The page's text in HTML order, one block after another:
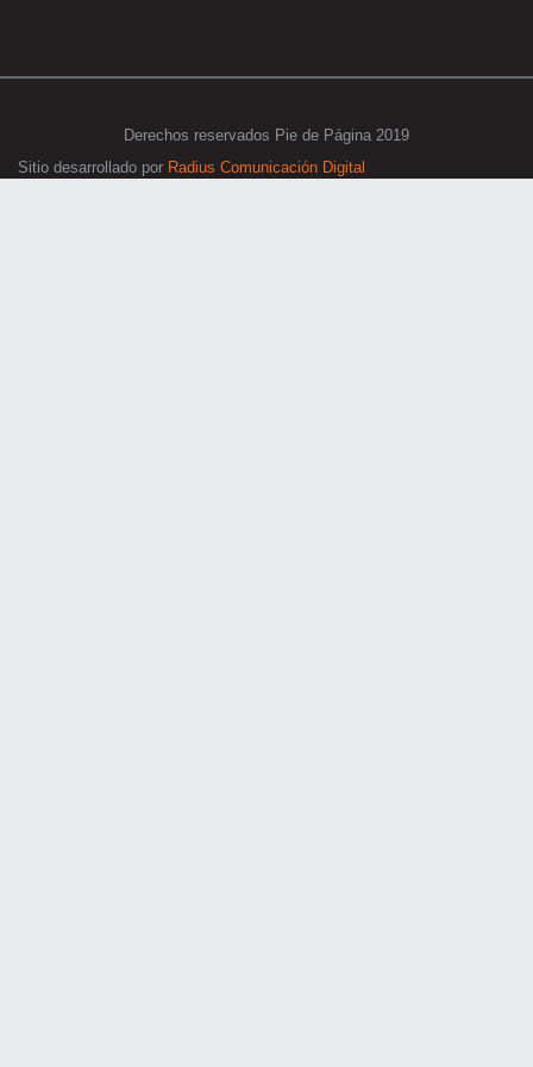
Derechos reservados Pie de Página 2019
Sitio desarrollado por Radius Comunicación Digital